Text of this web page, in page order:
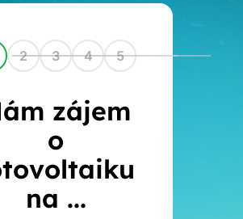
2 3 4 5
zájem
o
na ...